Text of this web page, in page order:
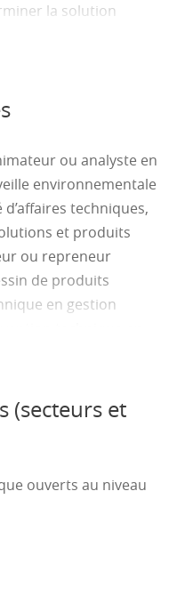
la solution
définir
solution technique
élaborer les
contrôle
de vie du produit et du
sont
choisi
des normes
liés, sur l’ensemble du
ou analyste en
environnementale
techniques,
et produits
ou repreneur
de produits
en gestion
mécanique
(secteurs et
ouverts au niveau